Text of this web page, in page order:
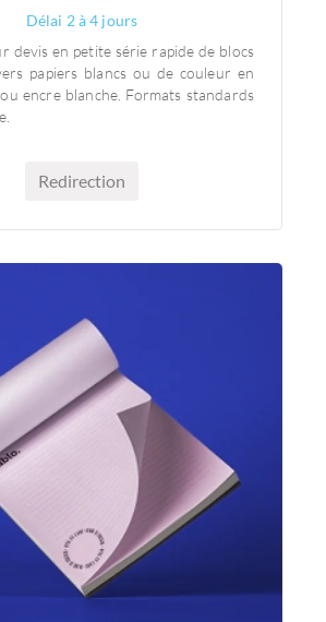
Délai 2 à 4 jours
devis en petite série rapide de blocs
papiers blancs ou de couleur en
encre blanche. Formats standards
Redirection